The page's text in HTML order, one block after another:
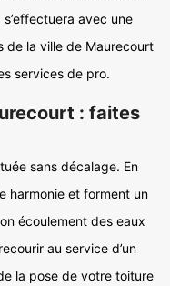
avec une
de la ville de Maurecourt
services de pro.
: faites
sans décalage. En
harmonie et forment un
écoulement des eaux
au service d’un
la pose de votre toiture